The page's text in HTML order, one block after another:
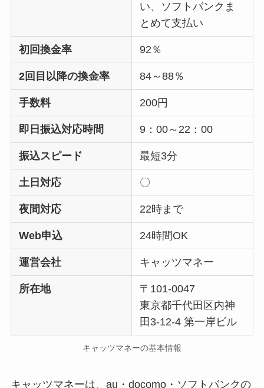
い、ソフトバンクま
とめて支払い
初回換金率 92％
2回目以降の換金率 84～88％
手数料 200円
即日振込対応時間 9：00～22：00
振込スピード 最短3分
土日対応 〇
夜間対応 22時まで
Web申込 24時間OK
運営会社 キャッツマネー
所在地
〒101-0047
東京都千代田区内神
田3-12-4 第一岸ビル
キャッツマネーの基本情報
キャッツマネーは、au・docomo・ソフトバンクの